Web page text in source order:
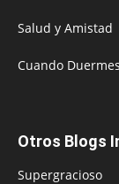
Salud y Amistad
Cuando Duermes
Otros Blogs
Supergracioso